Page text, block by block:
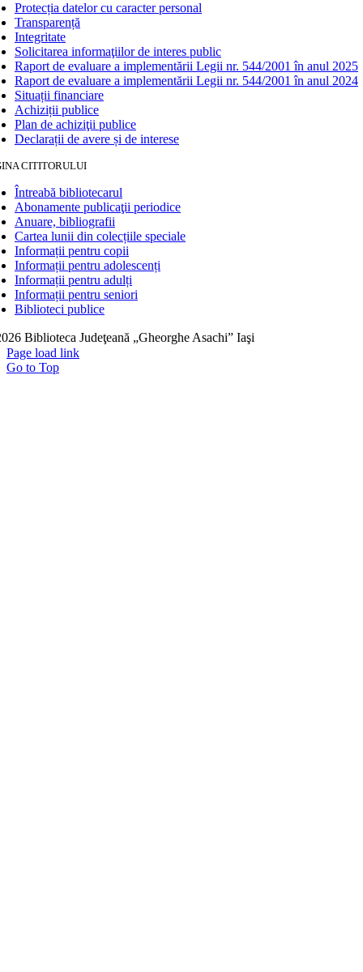
Protecția datelor cu caracter personal
Transparență
Integritate
Solicitarea informaţiilor de interes public
Raport de evaluare a implementării Legii nr. 544/2001 în anul 2025
Raport de evaluare a implementării Legii nr. 544/2001 în anul 2024
Situații financiare
Achiziții publice
Plan de achiziţii publice
Declarații de avere și de interese
CITITORULUI
Întreabă bibliotecarul
Abonamente publicaţii periodice
Anuare, bibliografii
Cartea lunii din colecțiile speciale
Informații pentru copii
Informații pentru adolescenți
Informații pentru adulți
Informații pentru seniori
Biblioteci publice
Biblioteca Judeţeană „Gheorghe Asachi” Iaşi
Page load link
Go to Top